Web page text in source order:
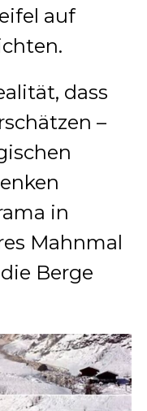
auf
dass
–
in
Mahnmal
Berge